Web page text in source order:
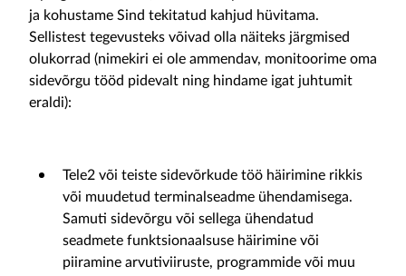
ja kohustame Sind tekitatud kahjud hüvitama.
Sellistest tegevusteks võivad olla näiteks järgmised
olukorrad (nimekiri ei ole ammendav, monitoorime oma
sidevõrgu tööd pidevalt ning hindame igat juhtumit
eraldi):
Tele2 või teiste sidevõrkude töö häirimine rikkis
või muudetud terminalseadme ühendamisega.
Samuti sidevõrgu või sellega ühendatud
seadmete funktsionaalsuse häirimine või
piiramine arvutiviiruste, programmide või muu